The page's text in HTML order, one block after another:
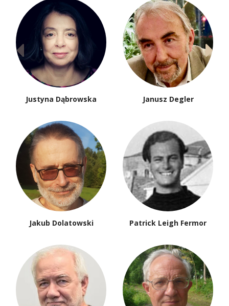
Justyna Dąbrowska Janusz Degler
Jakub Dolatowski Patrick Leigh Fermor